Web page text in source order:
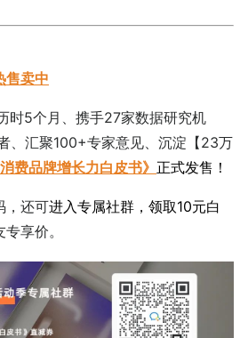
售卖中
时5个月、携手27家数据研究机
、汇聚100+专家意见、沉淀【23万
费品牌增长力白皮书》 正式发售！
，还可进入专属社群，领取10元白
专享价。